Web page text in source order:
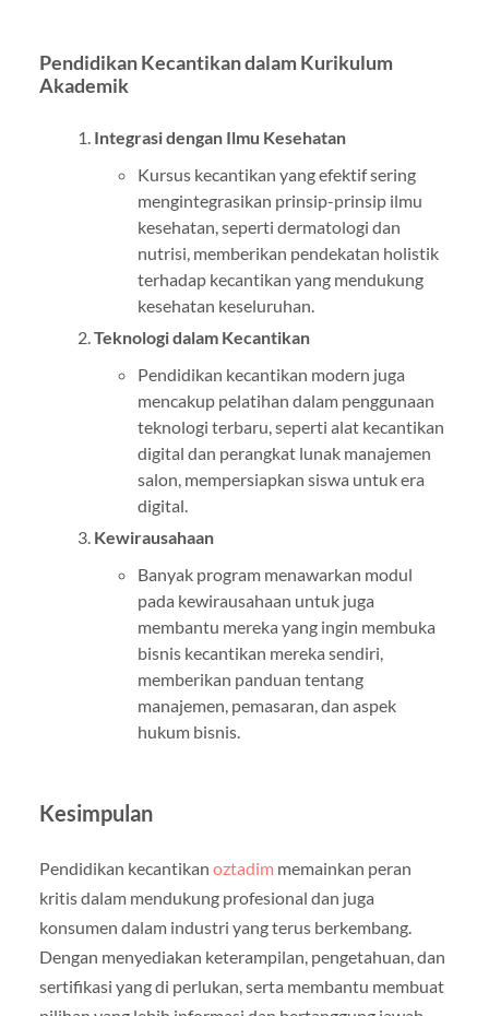
Pendidikan Kecantikan dalam Kurikulum
Akademik
Integrasi dengan Ilmu Kesehatan
Kursus kecantikan yang efektif sering
mengintegrasikan prinsip-prinsip ilmu
kesehatan, seperti dermatologi dan
nutrisi, memberikan pendekatan holistik
terhadap kecantikan yang mendukung
kesehatan keseluruhan.
Teknologi dalam Kecantikan
Pendidikan kecantikan modern juga
mencakup pelatihan dalam penggunaan
teknologi terbaru, seperti alat kecantikan
digital dan perangkat lunak manajemen
salon, mempersiapkan siswa untuk era
digital.
Kewirausahaan
Banyak program menawarkan modul
pada kewirausahaan untuk juga
membantu mereka yang ingin membuka
bisnis kecantikan mereka sendiri,
memberikan panduan tentang
manajemen, pemasaran, dan aspek
hukum bisnis.
Kesimpulan
Pendidikan kecantikan oztadim memainkan peran
kritis dalam mendukung profesional dan juga
konsumen dalam industri yang terus berkembang.
Dengan menyediakan keterampilan, pengetahuan, dan
sertifikasi yang di perlukan, serta membantu membuat